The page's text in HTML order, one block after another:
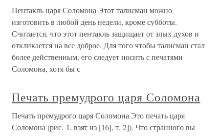
Пентакль царя Соломона Этот талисман можно
изготовить в любой день недели, кроме субботы.
Считается, что этот пентакль защищает от злых духов и
откликается на все доброе. Для того чтобы талисман стал
более действенным, его следует носить с печатями
Соломона, хотя бы с
Печать премудрого царя Соломона
Печать премудрого царя Соломона Это печать царя
Соломона (рис. 1, взят из [16], т. 2]). Что странного вы